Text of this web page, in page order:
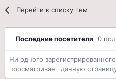
Перейти к списку тем
Последние посетители 0
Ни одного
просматривает данную